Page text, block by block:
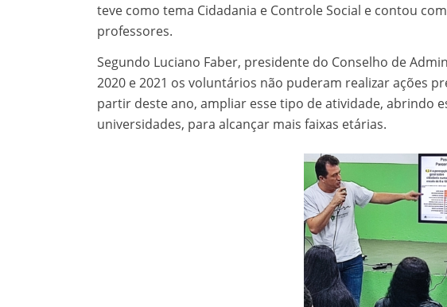
teve como tema Cidadania e Controle Social e contou
professores.
Segundo Luciano Faber, presidente do Conselho de
2020 e 2021 os voluntários não puderam realizar ações
partir deste ano, ampliar esse tipo de atividade, abrindo
universidades, para alcançar mais faixas etárias.